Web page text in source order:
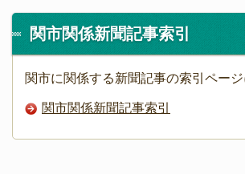
関市関係新聞記事索引
関市に関係する新聞記事の索引ページ
関市関係新聞記事索引